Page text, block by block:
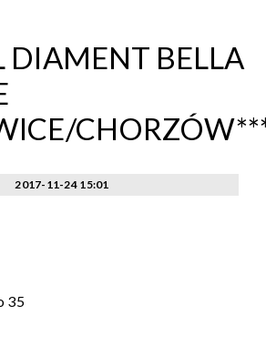
DIAMENT BELLA
2017-11-24 15:01
35